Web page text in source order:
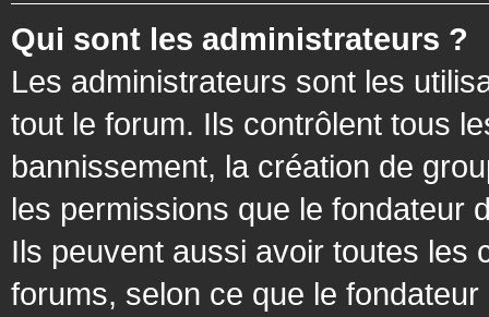
Qui sont les administrateurs ?
Les administrateurs sont les
tout le forum. Ils contrôlent tous
bannissement, la création de
les permissions que le fondateur
Ils peuvent aussi avoir toutes les
forums, selon ce que le